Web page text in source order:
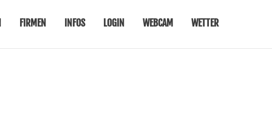
FIRMEN INFOS LOGIN WEBCAM WETTER